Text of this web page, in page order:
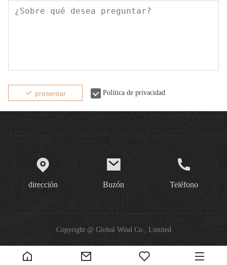
presentar Política de privacidad
dirección Buzón Teléfono
Copyright @ Global Wind Co., Limited